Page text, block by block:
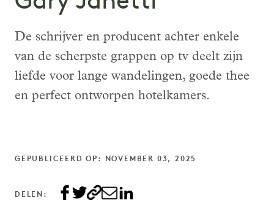
De schrijver en producent achter enkele
van de scherpste grappen op tv deelt zijn
liefde voor lange wandelingen, goede thee
en perfect ontworpen hotelkamers.
GEPUBLICEERD OP: NOVEMBER 03, 2025
DELEN: